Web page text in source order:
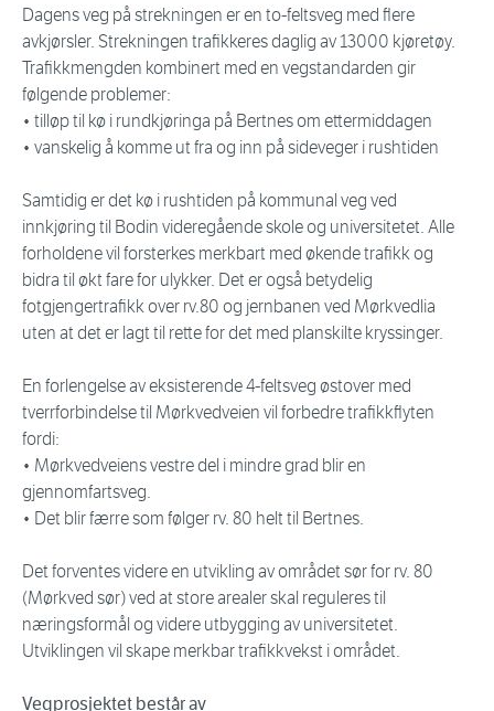
Dagens veg på strekningen er en to-feltsveg med flere
avkjørsler. Strekningen trafikkeres daglig av 13000 kjøretøy.
Trafikkmengden kombinert med en vegstandarden gir
følgende problemer:
• tilløp til kø i rundkjøringa på Bertnes om ettermiddagen
• vanskelig å komme ut fra og inn på sideveger i rushtiden
Samtidig er det kø i rushtiden på kommunal veg ved
innkjøring til Bodin videregående skole og universitetet. Alle
forholdene vil forsterkes merkbart med økende trafikk og
bidra til økt fare for ulykker. Det er også betydelig
fotgjengertrafikk over rv.80 og jernbanen ved Mørkvedlia
uten at det er lagt til rette for det med planskilte kryssinger.
En forlengelse av eksisterende 4-feltsveg østover med
tverrforbindelse til Mørkvedveien vil forbedre trafikkflyten
fordi:
• Mørkvedveiens vestre del i mindre grad blir en
gjennomfartsveg.
• Det blir færre som følger rv. 80 helt til Bertnes.
Det forventes videre en utvikling av området sør for rv. 80
(Mørkved sør) ved at store arealer skal reguleres til
næringsformål og videre utbygging av universitetet.
Utviklingen vil skape merkbar trafikkvekst i området.
Vegprosjektet består av